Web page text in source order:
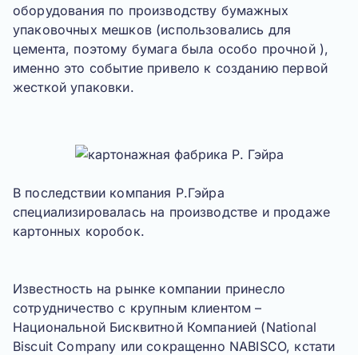
оборудования по производству бумажных
упаковочных мешков (использовались для
цемента, поэтому бумага была особо прочной ),
именно это событие привело к созданию первой
жесткой упаковки.
В последствии компания Р.Гэйра
специализировалась на производстве и продаже
картонных коробок.
Известность на рынке компании принесло
сотрудничество с крупным клиентом –
Национальной Бисквитной Компанией (National
Biscuit Company или сокращенно NABISCO, кстати